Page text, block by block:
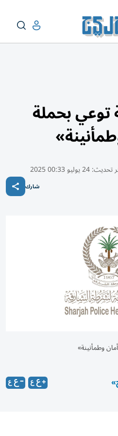
بحملة
تحديث:24 يوليو 00:33 2025
شارك
وطمأنينة»